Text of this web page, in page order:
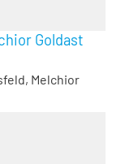
Goldast
Melchior